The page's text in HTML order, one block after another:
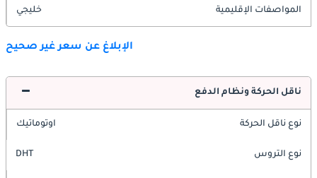
المواصفات الإقليمية خليجي
الإبلاغ عن سعر غير صحيح
ناقل الحركة ونظام الدفع
نوع ناقل الحركة اوتوماتيك
نوع التروس DHT